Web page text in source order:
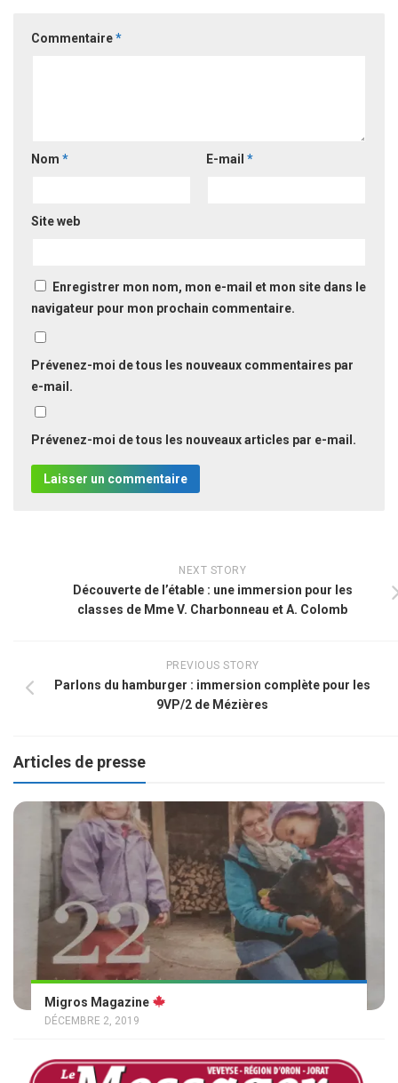
Commentaire*
Nom * E-mail *
Site web
Enregistrer mon nom, mon e-mail et mon site dans le
navigateur pour mon prochain commentaire.
Prévenez-moi de tous les nouveaux commentaires par
e-mail.
Prévenez-moi de tous les nouveaux articles par e-mail.
NEXT STORY
Découverte de l’étable : une immersion pour les
classes de Mme V. Charbonneau et A. Colomb
PREVIOUS STORY
Parlons du hamburger : immersion complète pour les
9VP/2 de Mézières
Articles de presse
Migros Magazine
DÉCEMBRE 2, 2019